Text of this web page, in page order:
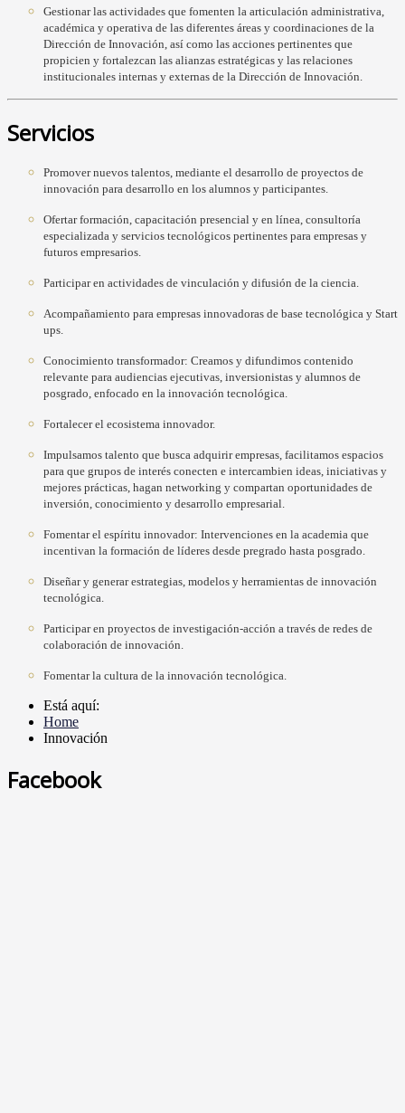
Gestionar las actividades que fomenten la articulación administrativa,
académica y operativa de las diferentes áreas y coordinaciones de la
Dirección de Innovación, así como las acciones pertinentes que
propicien y fortalezcan las alianzas estratégicas y las relaciones
institucionales internas y externas de la Dirección de Innovación.
Servicios
Promover nuevos talentos, mediante el desarrollo de proyectos de
innovación para desarrollo en los alumnos y participantes.
Ofertar formación, capacitación presencial y en línea, consultoría
especializada y servicios tecnológicos pertinentes para empresas y
futuros empresarios.
Participar en actividades de vinculación y difusión de la ciencia.
Acompañamiento para empresas innovadoras de base tecnológica y Start
ups.
Conocimiento transformador: Creamos y difundimos contenido
relevante para audiencias ejecutivas, inversionistas y alumnos de
posgrado, enfocado en la innovación tecnológica.
Fortalecer el ecosistema innovador.
Impulsamos talento que busca adquirir empresas, facilitamos espacios
para que grupos de interés conecten e intercambien ideas, iniciativas y
mejores prácticas, hagan networking y compartan oportunidades de
inversión, conocimiento y desarrollo empresarial.
Fomentar el espíritu innovador: Intervenciones en la academia que
incentivan la formación de líderes desde pregrado hasta posgrado.
Diseñar y generar estrategias, modelos y herramientas de innovación
tecnológica.
Participar en proyectos de investigación-acción a través de redes de
colaboración de innovación.
Fomentar la cultura de la innovación tecnológica.
Está aquí:
Home
Innovación
Facebook